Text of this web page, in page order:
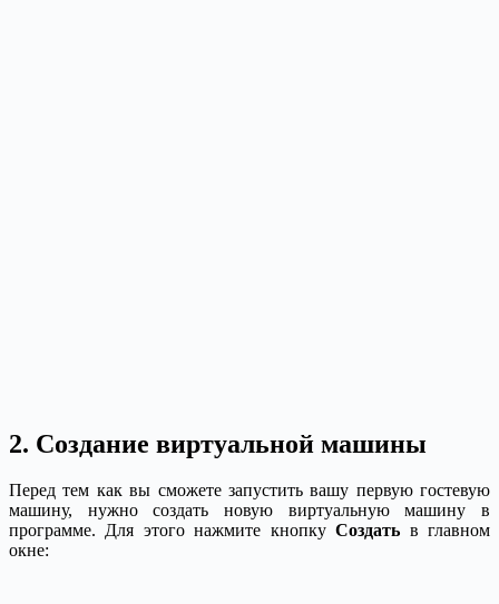
2. Создание виртуальной машины
Перед тем как вы сможете запустить вашу первую гостевую
машину, нужно создать новую виртуальную машину в
программе. Для этого нажмите кнопкуСоздать в главном
окне: